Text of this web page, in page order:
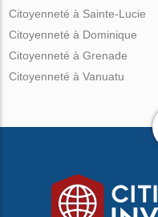
Citoyenneté à Sainte-Lucie
Citoyenneté à Dominique
Citoyenneté à Grenade
Citoyenneté à Vanuatu